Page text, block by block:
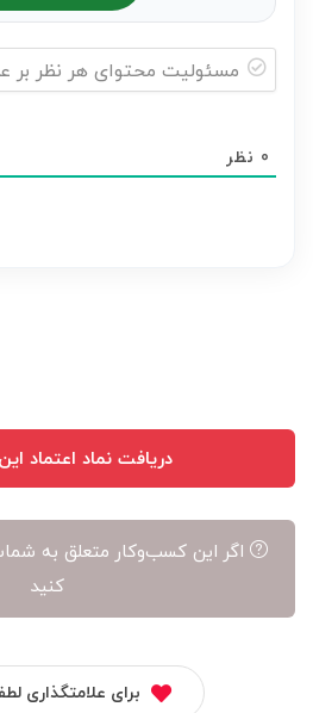
هر
0 نظر
دریافت نماد اعتماد
اگر این کسب‌وکار متعلق به
کنید
برای علامتگذاری